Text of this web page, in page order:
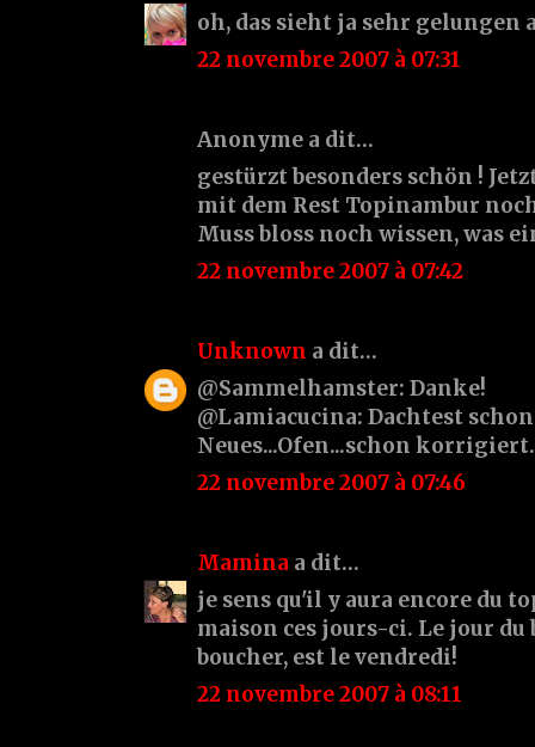
oh, das sieht ja sehr gelungen
22 novembre 2007 à 07:31
Anonyme a dit…
gestürzt besonders schön !
mit dem Rest Topinambur
Muss bloss noch wissen, was
22 novembre 2007 à 07:42
Unknown a dit…
@Sammelhamster: Danke!
@Lamiacucina: Dachtest
Neues...Ofen...schon
22 novembre 2007 à 07:46
Mamina a dit…
je sens qu'il y aura encore du
maison ces jours-ci. Le jour du
boucher, est le vendredi!
22 novembre 2007 à 08:11